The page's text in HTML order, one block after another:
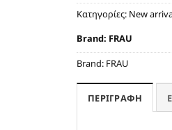
Κατηγορίες: New
Brand: FRAU
Brand: FRAU
ΠΕΡΙΓΡΑΦΉ